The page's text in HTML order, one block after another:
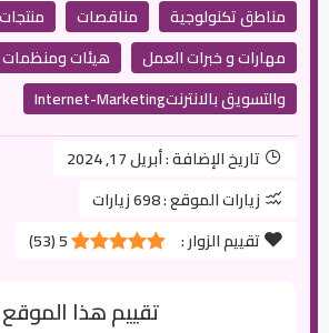
مناطق تكنولوجية
مناقصات
مهارات و خبرات العمل
هيئات ومنظمات
والتسويق بالانترنتInternet-Marketing
تاريخ الإضافة :أبريل 17, 2024
زيارات الموقع :698 زيارات
تقييم الزوار :
5
(
53
)
تقييم هذا الموقع